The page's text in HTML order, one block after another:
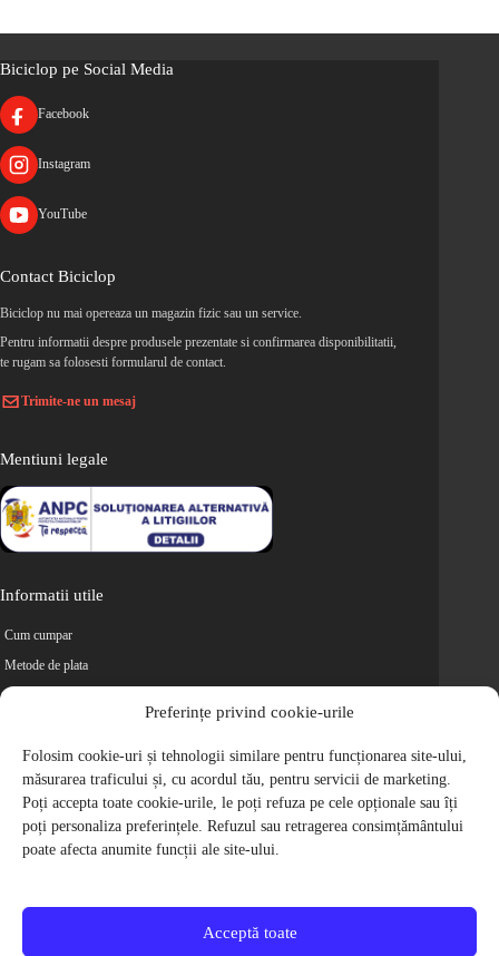
Preferințe privind cookie-urile
Folosim cookie-uri și tehnologii similare pentru funcționarea site-ului,
măsurarea traficului și, cu acordul tău, pentru servicii de marketing.
Poți accepta toate cookie-urile, le poți refuza pe cele opționale sau îți
poți personaliza preferințele. Refuzul sau retragerea consimțământului
poate afecta anumite funcții ale site-ului.
Acceptă toate
Biciclop pe Social Media
Facebook
Instagram
YouTube
Contact Biciclop
Biciclop nu mai opereaza un magazin fizic sau un service.
Pentru informatii despre produsele prezentate si confirmarea disponibilitatii,
te rugam sa folosesti formularul de contact.
Trimite-ne un mesaj
Mentiuni legale
Informatii utile
Cum cumpar
Metode de plata
Retur
Cariere
Politica de Confidentialitate
Politica de cookie-uri